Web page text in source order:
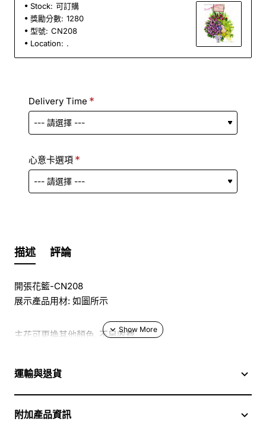
Stock: 可訂購
獎勵分數: 1280
型號: CN208
Location: .
Delivery Time
心意卡選項
描述 評論
開張花籃-CN208
展示產品用材: 如圖所示
主花可更換其他顏色, 不另收費
於花店訂花, 隨花束附送精美心意咭一張, 歡迎到本花店查詢
訂購鮮花及手工製品前,為保障客戶利益,請閱讀 條款及細則
運輸與退貨
附加產品資訊